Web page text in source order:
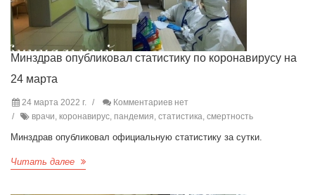
Минздрав опубликовал статистику по коронавирусу на
24 марта
24 марта 2022 г.
Комментариев нет
врачи, коронавирус, пандемия, статистика, смертность
Минздрав опубликовал официальную статистику за сутки.
Читать далее